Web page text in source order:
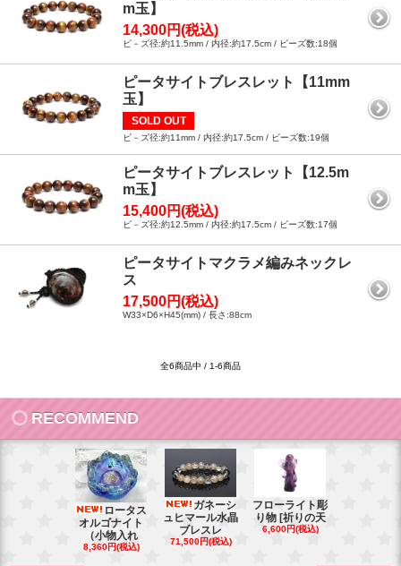
m玉】
14,300円(税込)
ビ－ズ径:約11.5mm / 内径:約17.5cm / ビーズ数:18個
ピータサイトブレスレット【11mm
玉】
SOLD OUT
ビ－ズ径:約11mm / 内径:約17.5cm / ビーズ数:19個
ピータサイトブレスレット【12.5m
m玉】
15,400円(税込)
ビ－ズ径:約12.5mm / 内径:約17.5cm / ビーズ数:17個
ピータサイトマクラメ編みネックレ
ス
17,500円(税込)
W33×D6×H45(mm) / 長さ:88cm
全6商品中 / 1-6商品
RECOMMEND
ロータス
オルゴナイト
（小物入れ
8,360円(税込)
ガネーシ
ュヒマール水晶
ブレスレ
71,500円(税込)
フローライト彫
り物 [祈りの天
6,600円(税込)